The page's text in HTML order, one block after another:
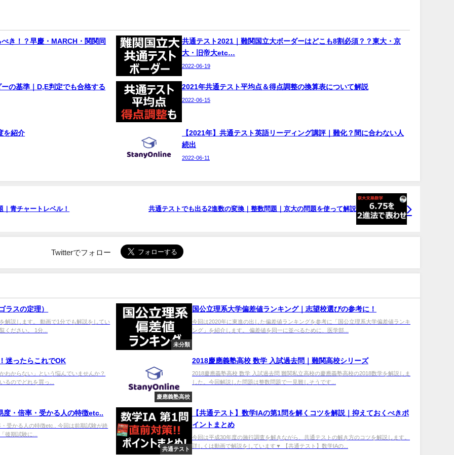
き！？早慶・MARCH・関関同
共通テスト2021｜難関国立大ボーダーはどこも8割必須？？東大・京
大・旧帝大etc…
2022-06-19
の基準｜D,E判定でも合格する 2021年共通テスト平均点＆得点調整の換算表について解説
2022-06-15
を紹介
【2021年】共通テスト英語リーディング講評｜難化？間に合わない人
続出
2022-06-11
青チャートレベル！ 共通テストでも出る2進数の変換｜整数問題｜京大の問題を使って解説
Twitterでフォロー
ラスの定理）
解説します。 動画で1分でも解説をしてい
ください。 1分...
未分類
国公立理系大学偏差値ランキング｜志望校選びの参考に！
今回は2020年に東進の出した偏差値ランキングを参考に「国公立理系大学偏差値ランキ
ング」を紹介します。 偏差値を同一に並べるために、医学部...
迷ったらこれでOK
わからない」という悩んでいませんか？
るのでどれを買っ...
慶應義塾高校
2018慶應義塾高校 数学 入試過去問｜難関高校シリーズ
2018慶應義塾高校 数学 入試過去問 難関私立高校の慶應義塾高校の2018数学を解説しま
した。今回解説した問題は整数問題で一見難しそうです...
度・倍率・受かる人の特徴etc..
受かる人の特徴etc.. 今回は前期試験が終
後期試験に...
共通テスト
【共通テスト】数学IAの第1問を解くコツを解説｜抑えておくべきポ
イントまとめ
今回は平成30年度の施行調査を解きながら、共通テストの解き方のコツを解説します。
詳しくは動画で解説をしています▼ 【共通テスト】数学IAの...